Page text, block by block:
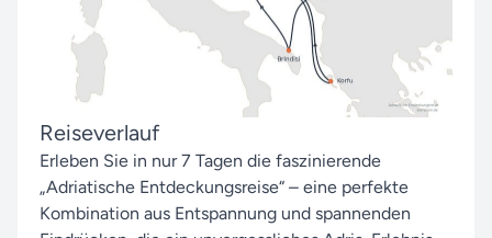
Reiseverlauf
Erleben Sie in nur 7 Tagen die faszinierende
„Adriatische Entdeckungsreise“ – eine perfekte
Kombination aus Entspannung und spannenden